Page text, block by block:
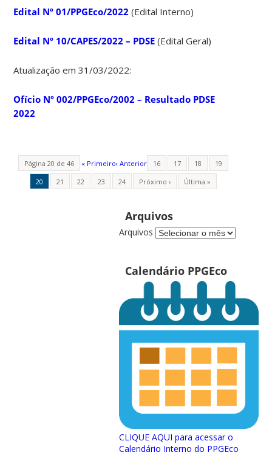
Edital Nº 01/PPGEco/2022 (Edital Interno)
Edital Nº 10/CAPES/2022 – PDSE (Edital Geral)
Atualização em 31/03/2022:
Ofício Nº 002/PPGEco/2002 – Resultado PDSE
2022
Página 20 de 46 « Primeiro‹ Anterior 16 17 18
19
20
21 22 23 24 Próximo › Última »
Arquivos
Arquivos
Calendário PPGEco
CLIQUE AQUI para acessar o
Calendário Interno do PPGEco